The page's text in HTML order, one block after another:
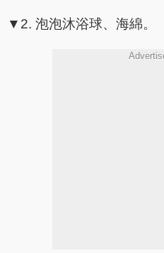
▼2. 泡泡沐浴球、海綿。